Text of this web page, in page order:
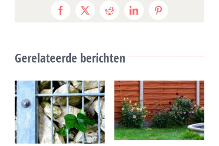
Facebook
X RedditLinkedInPinterest
Gerelateerde berichten